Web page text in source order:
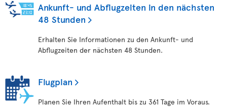
Ankunft- und Abflugzeiten in den nächsten
48 Stunden
Erhalten Sie Informationen zu den Ankunft- und
Abflugzeiten der nächsten 48 Stunden.
Flugplan
Planen Sie Ihren Aufenthalt bis zu 361 Tage im Voraus.